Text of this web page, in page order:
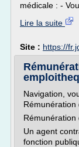
médicale : -
Lire la suite
Site : https://
Navigation,
Rémunération
Rémunération
Un agent
fonction